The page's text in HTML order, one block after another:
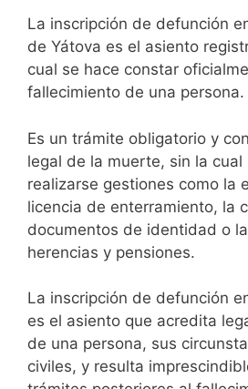
La inscripción de defunción
de Yátova es el asiento
cual se hace constar
fallecimiento de una persona.
Es un trámite obligatorio y
legal de la muerte, sin la cual
realizarse gestiones como la
licencia de enterramiento, la
documentos de identidad o
herencias y pensiones.
La inscripción de defunción
es el asiento que acredita
de una persona, sus
civiles, y resulta